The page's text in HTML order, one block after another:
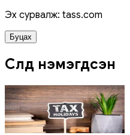
Эх сурвалж: tass.com
Буцах
Сүүлд нэмэгдсэн